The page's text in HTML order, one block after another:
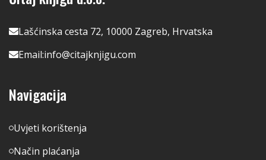
Lašćinska cesta 72, 10000 Zagreb, Hrvatska
Email:info@citajknjigu.com
Navigacija
Uvjeti korištenja
Način plaćanja